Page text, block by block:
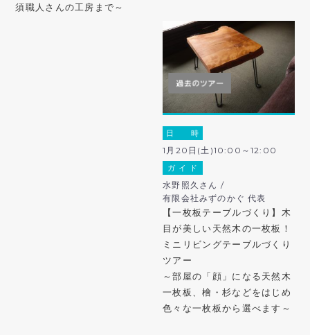
須職人さんの工房まで～
日 時
1月20日(土)10:00～12:00
ガ イ ド
水野照久さん /
有限会社みずのかぐ 代表
【一枚板テーブルづくり】木
目が美しい天然木の一枚板！
ミニリビングテーブルづくり
ツアー
～部屋の「顔」になる天然木
一枚板、檜・杉などをはじめ
色々な一枚板から選べます～